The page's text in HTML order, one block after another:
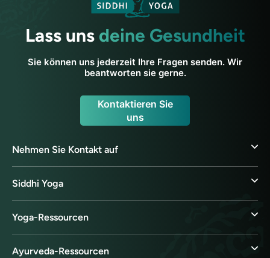
Lass uns deine Gesundheit
Sie können uns jederzeit Ihre Fragen senden. Wir
beantworten sie gerne.
Kontaktieren Sie
uns
Nehmen Sie Kontakt auf
Siddhi Yoga
Yoga-Ressourcen
Ayurveda-Ressourcen